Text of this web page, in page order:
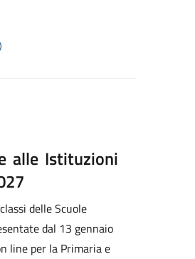
alle Istituzioni
delle Scuole
dal 13 gennaio
line per la Primaria e